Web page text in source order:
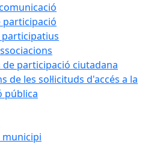
participació
participatius
participació ciutadana
de les sol·licituds d'accés a la
pública